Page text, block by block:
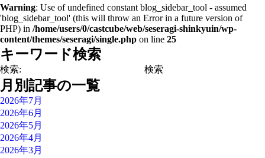
Warning: Use of undefined constant blog_sidebar_tool - assumed
'blog_sidebar_tool' (this will throw an Error in a future version of
PHP) in /home/users/0/castcube/web/seseragi-shinkyuin/wp-
content/themes/seseragi/single.php on line 25
キーワード検索
検索:
月別記事の一覧
2026年7月
2026年6月
2026年5月
2026年4月
2026年3月